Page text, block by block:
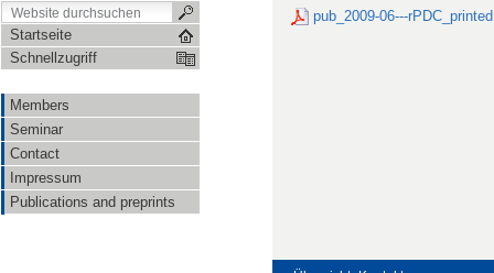
Startseite
Schnellzugriff
Members
Seminar
Contact
Impressum
Publications and preprints
pub_2009-06---